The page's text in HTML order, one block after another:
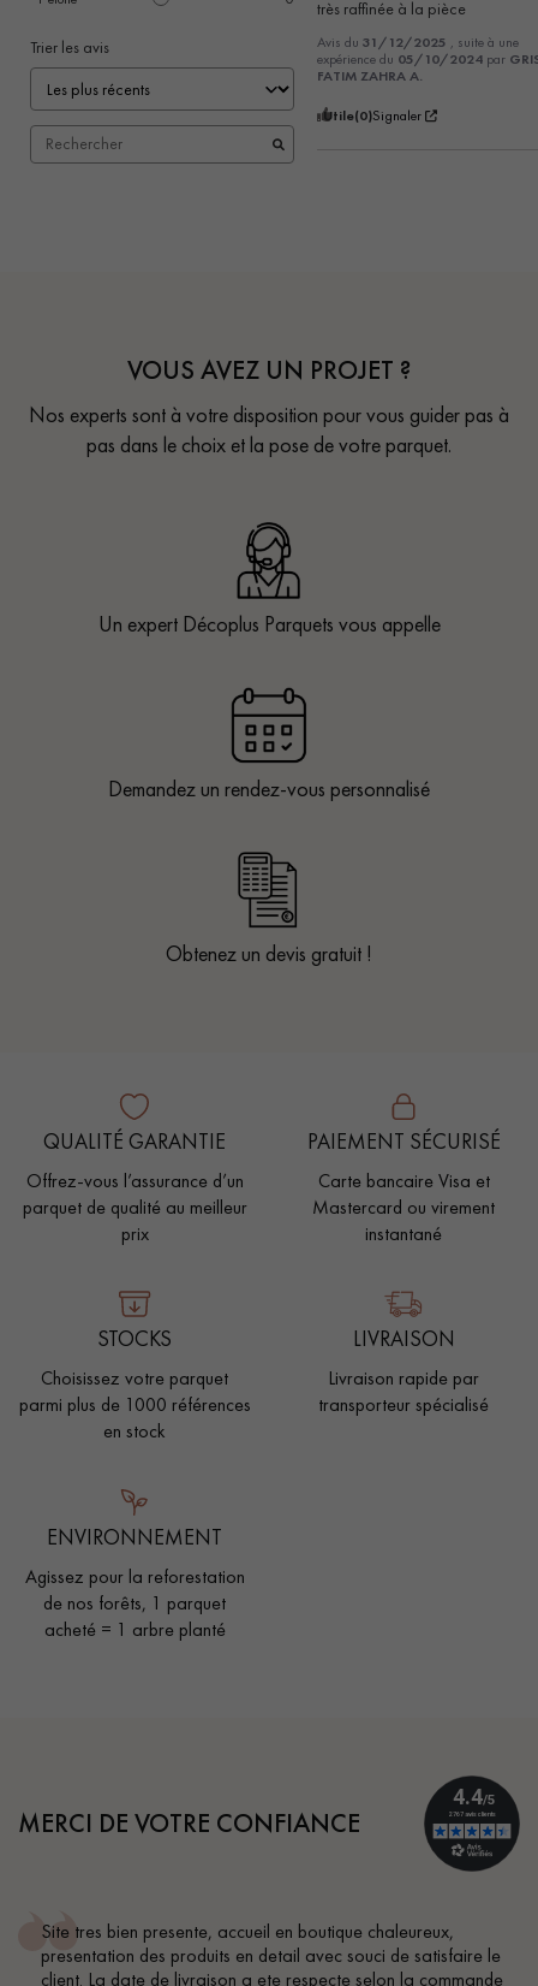
Trier les avis
très raffinée à la pièce
Avis du31/12/2025 , suite à une
expérience du 05/10/2024 par
FATIM ZAHRA A.
Utile(0)Signaler
VOUS AVEZ UN PROJET ?
Nos experts sont à votre disposition pour vous guider pas à
pas dans le choix et la pose de votre parquet.
Un expert Décoplus Parquets vous appelle
Demandez un rendez-vous personnalisé
Obtenez un devis gratuit !
QUALITÉ GARANTIE
Offrez-vous l’assurance d’un
parquet de qualité au meilleur
prix
PAIEMENT SÉCURISÉ
Carte bancaire Visa et
Mastercard ou virement
instantané
STOCKS
Choisissez votre parquet
parmi plus de 1000 références
en stock
LIVRAISON
Livraison rapide par
transporteur spécialisé
ENVIRONNEMENT
Agissez pour la reforestation
de nos forêts, 1 parquet
acheté = 1 arbre planté
MERCI DE VOTRE CONFIANCE
Site tres bien presente, accueil en boutique chaleureux,
presentation des produits en detail avec souci de satisfaire le
client. La date de livraison a ete respecte selon la commande